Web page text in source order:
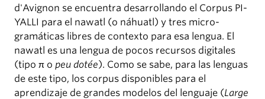
d'Avignon se encuentra desarrollando el Corpus PI-
YALLI para el nawatl (o náhuatl) y tres micro-
gramáticas libres de contexto para esa lengua. El
nawatl es una lengua de pocos recursos digitales
(tipo π o peu dotée). Como se sabe, para las lenguas
de este tipo, los corpus disponibles para el
aprendizaje de grandes modelos del lenguaje (Large